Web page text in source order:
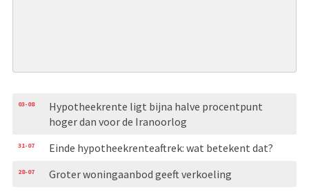
03-08
Hypotheekrente ligt bijna halve procentpunt
hoger dan voor de Iranoorlog
31-07 Einde hypotheekrenteaftrek: wat betekent dat?
28-07 Groter woningaanbod geeft verkoeling